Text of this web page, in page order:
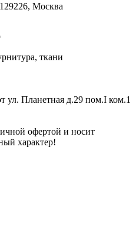
Москва
ткани
Планетная д.29 пом.I ком.1
офертой и носит
характер!